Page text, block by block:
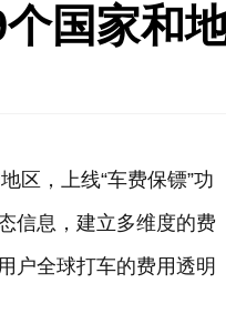
国家和
区，上线“车费保镖”功
信息，建立多维度的费
户全球打车的费用透明